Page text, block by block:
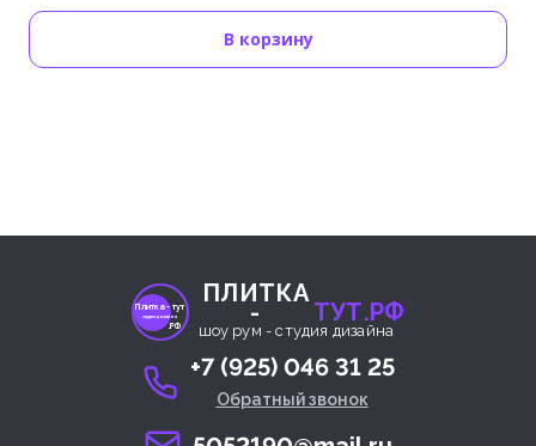
В корзину
ПЛИТКА
- ТУТ.РФ
шоу рум - студия дизайна
Плитка- тут
студия дизайна
.РФ
+7 (925) 046 31 25
Обратный звонок